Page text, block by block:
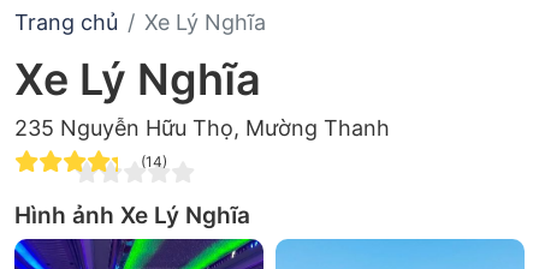
Trang chủ Xe Lý Nghĩa
Xe Lý Nghĩa
235 Nguyễn Hữu Thọ, Mường Thanh
(14)
Hình ảnh Xe Lý Nghĩa